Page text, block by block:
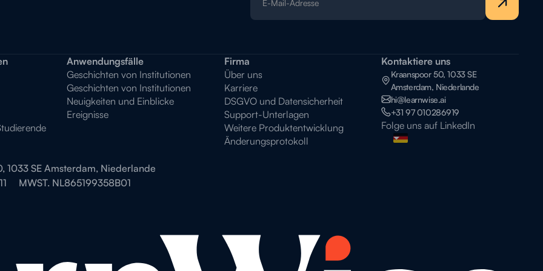
Anwendungsfälle
Geschichten von Institutionen
Geschichten von Institutionen
Neuigkeiten und Einblicke
Ereignisse
Firma
Über uns
Karriere
DSGVO und Datensicherheit
Support-Unterlagen
Weitere Produktentwicklung
Änderungsprotokoll
Kontaktiere uns
Kraanspoor 50, 1033 SE
Amsterdam, Niederlande
hi@learnwise.ai
+31 97 010286919
Folge uns auf LinkedIn
1033 SE Amsterdam, Niederlande
MWST. NL865199358B01